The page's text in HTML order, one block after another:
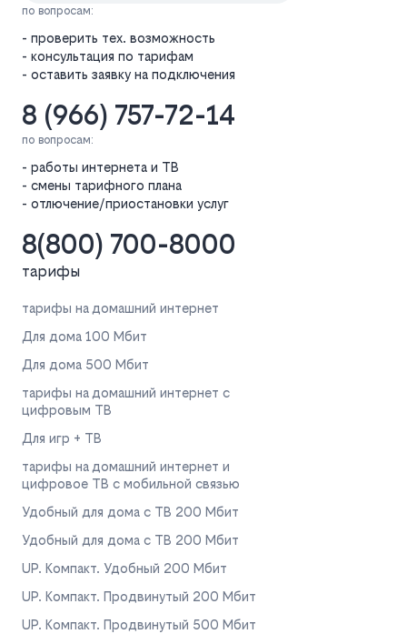
по вопросам:
- проверить тех. возможность
- консультация по тарифам
- оставить заявку на подключения
8 (966) 757-72-14
по вопросам:
- работы интернета и ТВ
- смены тарифного плана
- отлючение/приостановки услуг
8(800) 700-8000
тарифы
тарифы на домашний интернет
Для дома 100 Мбит
Для дома 500 Мбит
тарифы на домашний интернет с
цифровым ТВ
Для игр + ТВ
тарифы на домашний интернет и
цифровое ТВ с мобильной связью
Удобный для дома с ТВ 200 Мбит
Удобный для дома с ТВ 200 Мбит
UP. Компакт. Удобный 200 Мбит
UP. Компакт. Продвинутый 200 Мбит
UP. Компакт. Продвинутый 500 Мбит